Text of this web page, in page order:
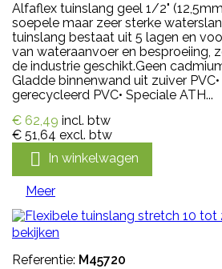
Alfaflex tuinslang geel 1/2"
soepele maar zeer sterke
tuinslang bestaat uit 5 lagen en
van wateraanvoer en besproeiing,
de industrie geschikt.Geen
Gladde binnenwand uit zuiver
gerecycleerd PVC• Speciale ATH...
€ 62,49 incl. btw
€ 51,64 excl. btw
 In winkelwagen
Meer
bekijken
Referentie: M45720